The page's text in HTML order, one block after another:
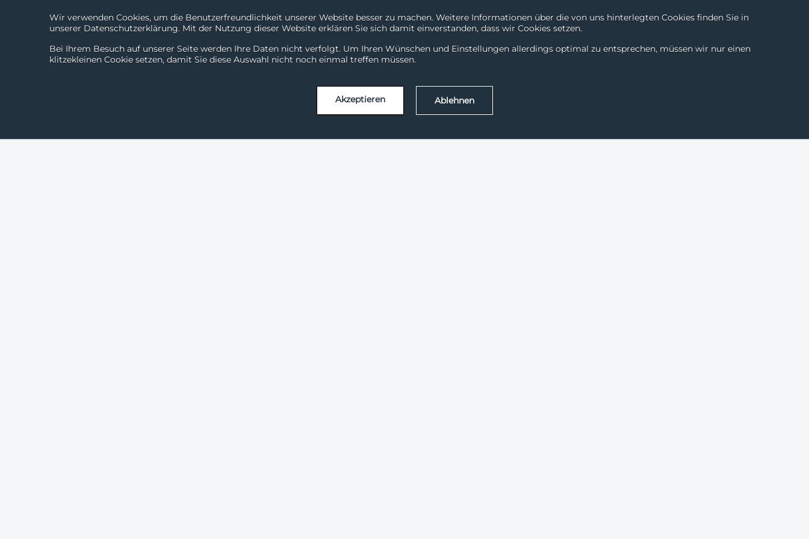
Wir verwenden Cookies, um die Benutzerfreundlichkeit unserer Website besser zu machen. Weitere Informationen über die von uns hinterlegten Cookies finden Sie in
unserer Datenschutzerklärung. Mit der Nutzung dieser Website erklären Sie sich damit einverstanden, dass wir Cookies setzen.
Bei Ihrem Besuch auf unserer Seite werden Ihre Daten nicht verfolgt. Um Ihren Wünschen und Einstellungen allerdings optimal zu entsprechen, müssen wir nur einen
klitzekleinen Cookie setzen, damit Sie diese Auswahl nicht noch einmal treffen müssen.
Akzeptieren Ablehnen
Downloads Support Technologien
Services Solutions Branchen Erfolgsgeschichten News & Blogs Über uns